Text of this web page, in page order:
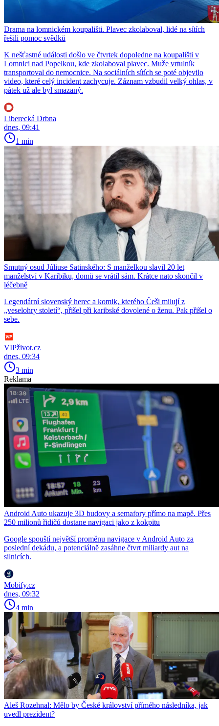
Drama na lomnickém koupališti. Plavec zkolaboval, lidé na sítích
řešili pomoc svědků
K nešťastné události došlo ve čtvrtek dopoledne na koupališti v
Lomnici nad Popelkou, kde zkolaboval plavec. Muže vrtulník
transportoval do nemocnice. Na sociálních sítích se poté objevilo
video, které celý incident zachycuje. Záznam vzbudil velký ohlas, v
pátek už ale byl smazaný.
Liberecká Drbna
dnes, 09:41
1 min
Smutný osud Júliuse Satinského: S manželkou slavil 20 let
manželství v Karibiku, domů se vrátil sám. Krátce nato skončil v
léčebně
Legendární slovenský herec a komik, kterého Češi milují z
„veselohry století“, přišel při karibské dovolené o ženu. Pak přišel o
sebe.
VIPživot.cz
dnes, 09:34
3 min
Reklama
Android Auto ukazuje 3D budovy a semafory přímo na mapě. Přes
250 milionů řidičů dostane navigaci jako z kokpitu
Google spouští největší proměnu navigace v Android Auto za
poslední dekádu, a potenciálně zasáhne čtvrt miliardy aut na
silnicích.
Mobify.cz
dnes, 09:32
4 min
Aleš Rozehnal: Mělo by České království přímého následníka, jak
uvedl prezident?